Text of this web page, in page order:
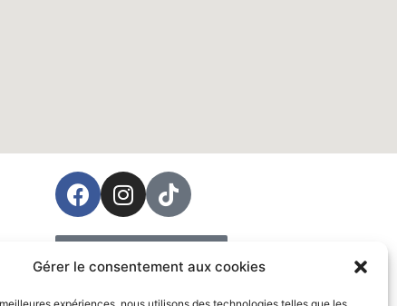
Gérer le consentement aux cookies